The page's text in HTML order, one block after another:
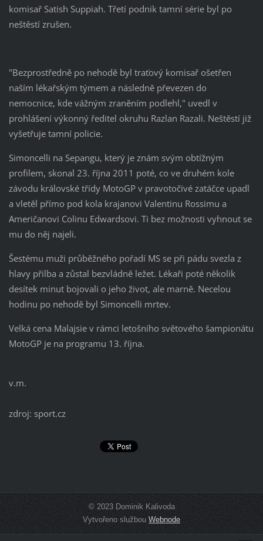
komisař Satish Suppiah. Třetí podnik tamní série byl po
neštěstí zrušen.
"Bezprostředně po nehodě byl traťový komisař ošetřen
naším lékařským týmem a následně převezen do
nemocnice, kde vážným zraněním podlehl," uvedl v
prohlášení výkonný ředitel okruhu Razlan Razali. Neštěstí již
vyšetřuje tamní policie.
Simoncelli na Sepangu, který je znám svým obtížným
profilem, skonal 23. října 2011 poté, co ve druhém kole
závodu královské třídy MotoGP v pravotočivé zatáčce upadl
a vletěl přímo pod kola krajanovi Valentinu Rossimu a
Američanovi Colinu Edwardsovi. Ti bez možnosti vyhnout se
mu do něj najeli.
Šestému muži průběžného pořadí MS se při pádu svezla z
hlavy přilba a zůstal bezvládně ležet. Lékaři poté několik
desítek minut bojovali o jeho život, ale marně. Necelou
hodinu po nehodě byl Simoncelli mrtev.
Velká cena Malajsie v rámci letošního světového šampionátu
MotoGP je na programu 13. října.
v.m.
zdroj: sport.cz
© 2023 Dominik Kalivoda
Vytvořeno službou Webnode